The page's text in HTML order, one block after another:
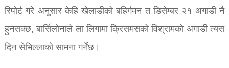
रिपोर्ट गरे अनुसार केहि खेलाडीको बहिर्गमन त डिसेम्बर २१ अगाडी नै
हुनसक्छ, बार्सिलोनाले ला लिगामा क्रिसमसको विश्रामको अगाडी त्यस
दिन सेभिल्लाको सामना गर्नेछ।